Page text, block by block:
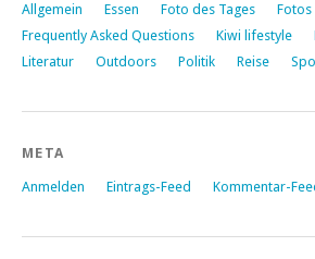
Allgemein Essen Foto des Tages
Fotos
Frequently Asked Questions
Kiwi lifestyle
Literatur
Outdoors Politik Reise
META
Anmelden Eintrags-Feed Kommentar-